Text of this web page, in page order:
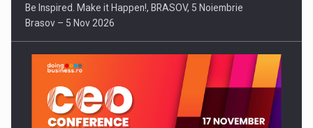
Be Inspired. Make it Happen!, BRASOV, 5 Noiembrie
Brasov – 5 Nov 2026